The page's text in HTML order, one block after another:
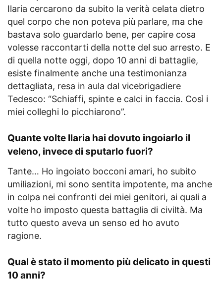
Ilaria cercarono da subito la verità celata dietro
quel corpo che non poteva più parlare, ma che
bastava solo guardarlo bene, per capire cosa
volesse raccontarti della notte del suo arresto. E
di quella notte oggi, dopo 10 anni di battaglie,
esiste finalmente anche una testimonianza
dettagliata, resa in aula dal vicebrigadiere
Tedesco: “Schiaffi, spinte e calci in faccia. Così i
miei colleghi lo picchiarono”.
Quante volte Ilaria hai dovuto ingoiarlo il
veleno, invece di sputarlo fuori?
Tante… Ho ingoiato bocconi amari, ho subito
umiliazioni, mi sono sentita impotente, ma anche
in colpa nei confronti dei miei genitori, ai quali a
volte ho imposto questa battaglia di civiltà. Ma
tutto questo aveva un senso ed ho avuto
ragione.
Qual è stato il momento più delicato in questi
10 anni?